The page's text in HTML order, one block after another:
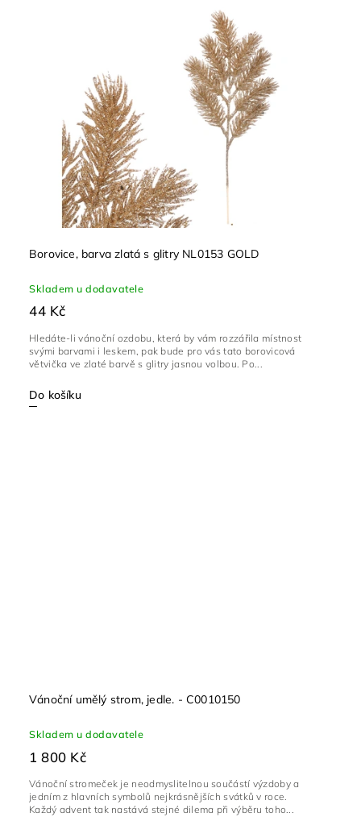
Borovice, barva zlatá s glitry NL0153 GOLD
Skladem u dodavatele
44 Kč
Do košíku
Hledáte-li vánoční ozdobu, která by vám rozzářila místnost
svými barvami i leskem, pak bude pro vás tato borovicová
větvička ve zlaté barvě s glitry jasnou volbou. Po...
Vánoční umělý strom, jedle. - C0010150
Skladem u dodavatele
1 800 Kč
Vánoční stromeček je neodmyslitelnou součástí výzdoby a
jedním z hlavních symbolů nejkrásnějších svátků v roce.
Každý advent tak nastává stejné dilema při výběru toho...